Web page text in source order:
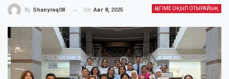
ӘҢГІМЕ ОҚЫП ОТЫРАЙЫҚ
By Shanyraq08 On Авг 8, 2025